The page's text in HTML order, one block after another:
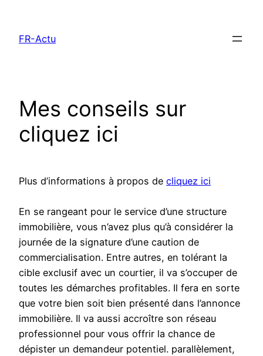
contenu
FR-Actu
Mes conseils sur
cliquez ici
Plus d’informations à propos de cliquez ici
En se rangeant pour le service d’une structure
immobilière, vous n’avez plus qu’à considérer la
journée de la signature d’une caution de
commercialisation. Entre autres, en tolérant la
cible exclusif avec un courtier, il va s’occuper de
toutes les démarches profitables. Il fera en sorte
que votre bien soit bien présenté dans l’annonce
immobilière. Il va aussi accroître son réseau
professionnel pour vous offrir la chance de
dépister un demandeur potentiel. parallèlement,